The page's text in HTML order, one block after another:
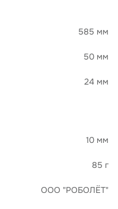
585 мм
50 мм
24 мм
10 мм
85 г
ООО "РОБОЛЁТ"